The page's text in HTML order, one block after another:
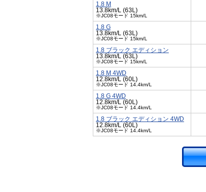
1.8 M
13.8km/L (63L)
※JC08モード 15km/L
1.8 G
13.8km/L (63L)
※JC08モード 15km/L
1.8 ブラック エディション
13.8km/L (63L)
※JC08モード 15km/L
1.8 M 4WD
12.8km/L (60L)
※JC08モード 14.4km/L
1.8 G 4WD
12.8km/L (60L)
※JC08モード 14.4km/L
1.8 ブラック エディション 4WD
12.8km/L (60L)
※JC08モード 14.4km/L